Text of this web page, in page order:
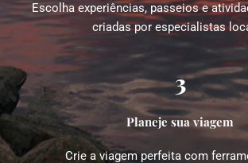
Escolha experiências, passeios e
criadas por especialistas
3
Planeje sua viagem
Crie a viagem perfeita com